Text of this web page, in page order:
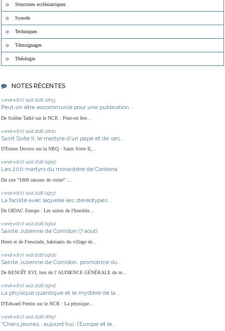
Structures ecclésiastiques
Synode
Techniques
Témoignages
Théologie
NOTES RÉCENTES
vendredi 07 août 2026 10h33
Peut-on être excommunié pour une publication...
De Solène Tadié sur le NCR : Peut-on être...
vendredi 07 août 2026 10h10
Saint Sixte II, le martyre d'un pape et de ses...
D'Ermes Dovico sur la NBQ : Saint Sixte II,...
vendredi 07 août 2026 09h50
Les 200 martyrs du monastère de Cardena
Du site "1000 raisons de croire" :...
vendredi 07 août 2026 09h37
La facilité avec laquelle les stéréotypes...
De OIDAC Europe : Les suites de l'horrible...
vendredi 07 août 2026 09h22
Sainte Julienne de Cornillon (7 août)
Henri et de Frescinde, habitants du village de...
vendredi 07 août 2026 09h20
Sainte Julienne de Cornillon, promotrice du...
De BENOÎT XVI, lors de l' AUDIENCE GÉNÉRALE du m...
vendredi 07 août 2026 09h16
La physique quantique et le mystère de la...
D'Edward Pentin sur le NCR : La physique...
vendredi 07 août 2026 08h57
"Chers jeunes : aujourd’hui, l’Europe et le...